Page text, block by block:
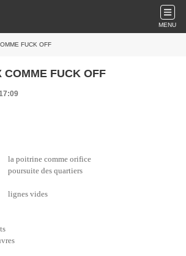
MENU
FUCK OFF
COMME FUCK OFF
orifice
quartiers